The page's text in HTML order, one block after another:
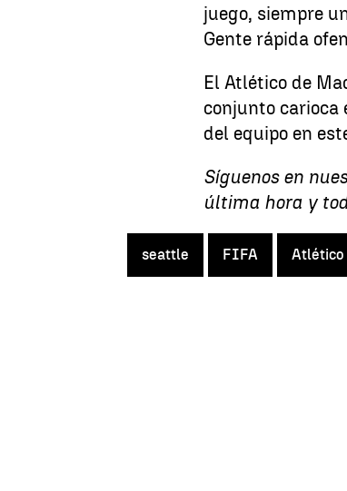
juego, siempre
Gente rápida
El Atlético de
conjunto carioca
del equipo en
Síguenos en
última hora y
seattle FIFA Atlético